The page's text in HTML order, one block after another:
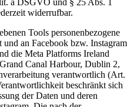
a DSGVO und § 25 Abs. 1
widerrufbar.
Tools personenbezogene
und an Facebook bzw. Instagram
die Meta Platforms Ireland
Canal Harbour, Dublin 2,
verantwortlich (Art.
beschränkt sich
der Daten und deren